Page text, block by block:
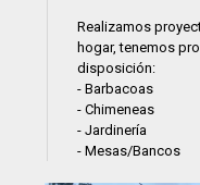
Realizamos
hogar, tenemos
disposición:
- Barbacoas
- Chimeneas
- Jardinería
- Mesas/Bancos